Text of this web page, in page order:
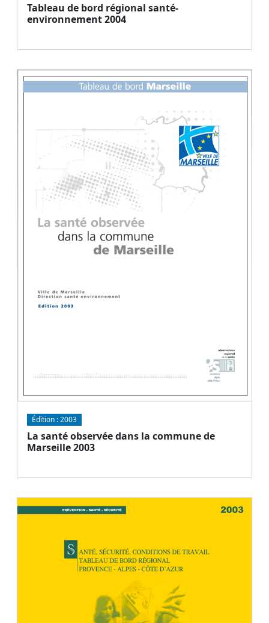
Tableau de bord régional santé-
environnement 2004
DocumentTélécharger
Édition :2003
La santé observée dans la commune de
Marseille 2003
DocumentTélécharger